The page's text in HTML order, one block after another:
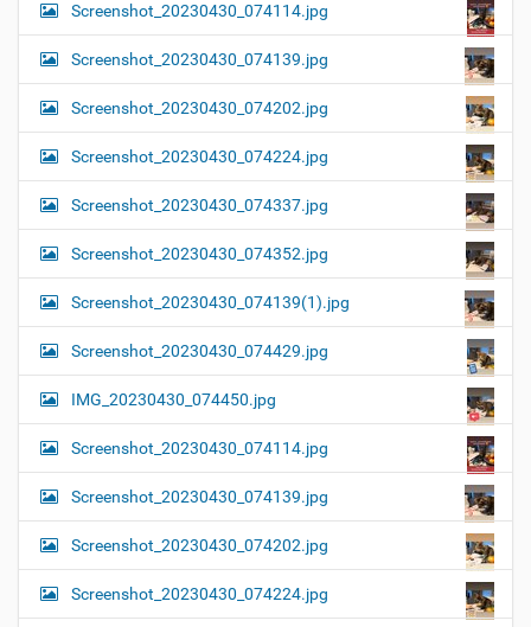
Screenshot_20230430_074114.jpg
Screenshot_20230430_074139.jpg
Screenshot_20230430_074202.jpg
Screenshot_20230430_074224.jpg
Screenshot_20230430_074337.jpg
Screenshot_20230430_074352.jpg
Screenshot_20230430_074139(1).jpg
Screenshot_20230430_074429.jpg
IMG_20230430_074450.jpg
Screenshot_20230430_074114.jpg
Screenshot_20230430_074139.jpg
Screenshot_20230430_074202.jpg
Screenshot_20230430_074224.jpg